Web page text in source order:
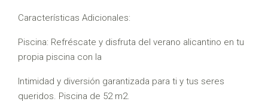
Características Adicionales:
Piscina: Refréscate y disfruta del verano alicantino en tu
propia piscina con la
Intimidad y diversión garantizada para ti y tus seres
queridos. Piscina de 52 m2.